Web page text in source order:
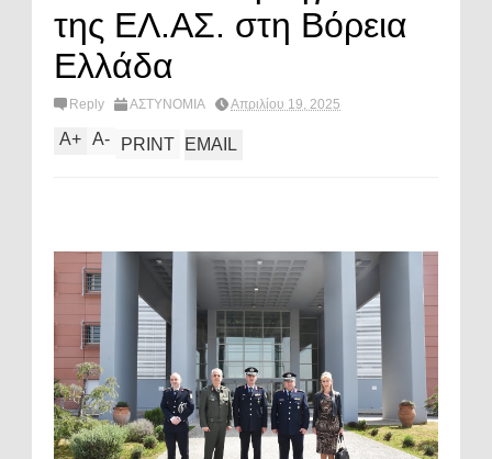
της ΕΛ.ΑΣ. στη Βόρεια
Ελλάδα
Reply ΑΣΤΥΝΟΜΙΑ Απριλίου 19, 2025
A+ A- PRINT EMAIL